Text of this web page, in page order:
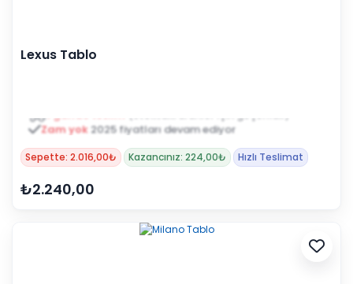
Lexus Tablo
Zam yok 2025 fiyatları devam ediyor
Sepette: 2.016,00₺ Kazancınız: 224,00₺ Hızlı Teslimat
₺2.240,00